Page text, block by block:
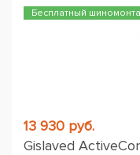
Бесплатный
13 930 руб.
Gislaved